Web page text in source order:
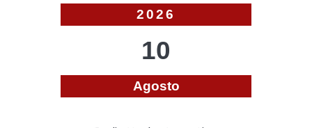
2026
10
Agosto